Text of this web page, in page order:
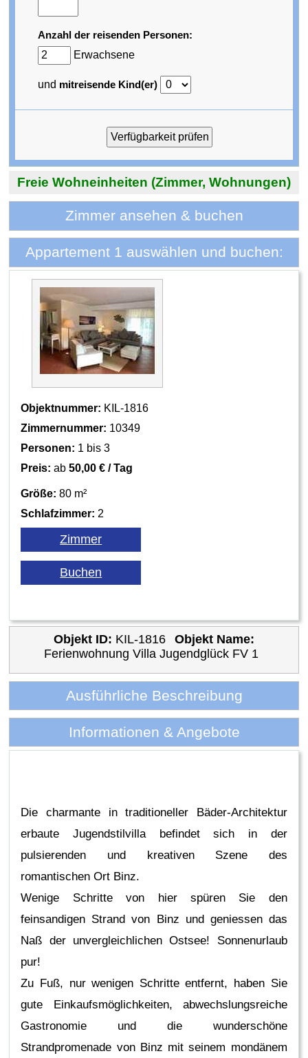
Anzahl der reisenden Personen:
Erwachsene
und mitreisende Kind(er)
Freie Wohneinheiten (Zimmer, Wohnungen)
Zimmer ansehen & buchen
Appartement 1 auswählen und buchen:
Objektnummer: KIL-1816
Zimmernummer: 10349
Personen: 1 bis 3
Preis: ab50,00 € / Tag
Größe: 80 m²
Schlafzimmer: 2
Objekt ID: KIL-1816
Objekt Name:
Ferienwohnung Villa Jugendglück FV 1
Ausführliche Beschreibung
Informationen & Angebote
Die charmante in traditioneller Bäder-Architektur
erbaute Jugendstilvilla befindet sich in der
pulsierenden und kreativen Szene des
romantischen Ort Binz.
Wenige Schritte von hier spüren Sie den
feinsandigen Strand von Binz und geniessen das
Naß der unvergleichlichen Ostsee! Sonnenurlaub
pur!
Zu Fuß, nur wenigen Schritte entfernt, haben Sie
gute Einkaufsmöglichkeiten, abwechslungsreiche
Gastronomie und die wunderschöne
Strandpromenade von Binz mit seinem mondänem